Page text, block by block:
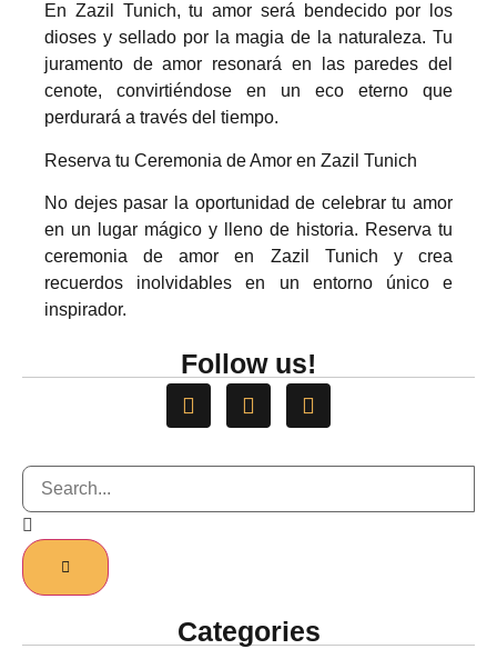
NATIONAL AWARD
En Zazil Tunich, tu amor será bendecido por los
dioses y sellado por la magia de la naturaleza. Tu
juramento de amor resonará en las paredes del
cenote, convirtiéndose en un eco eterno que
perdurará a través del tiempo.
Reserva tu Ceremonia de Amor en Zazil Tunich
No dejes pasar la oportunidad de celebrar tu amor
en un lugar mágico y lleno de historia. Reserva tu
ceremonia de amor en Zazil Tunich y crea
recuerdos inolvidables en un entorno único e
inspirador.
Follow us!
Categories